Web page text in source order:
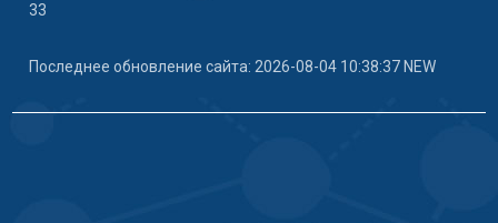
33
Последнее обновление сайта: 2026-08-04 10:38:37 NEW